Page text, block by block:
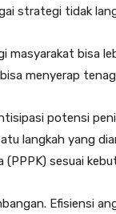
strategi tidak
masyarakat bisa
menyerap
potensi
langkah yang
sesuai
Efisiensi